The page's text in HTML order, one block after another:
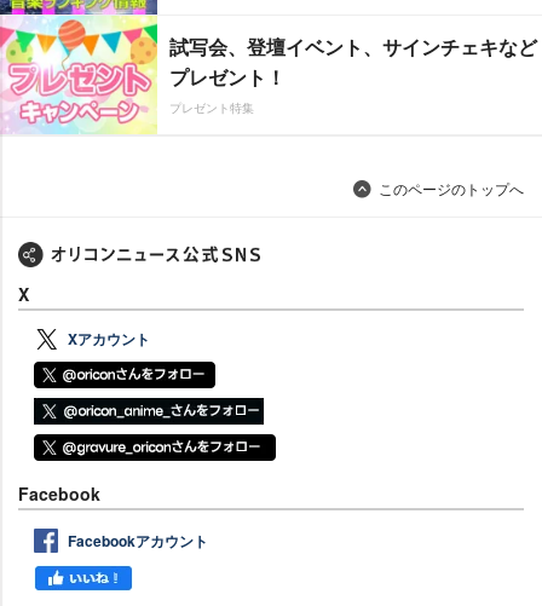
試写会、登壇イベント、サインチェキなど
プレゼント！
プレゼント特集
このページのトップへ
X
Xアカウント
Facebook
Facebookアカウント